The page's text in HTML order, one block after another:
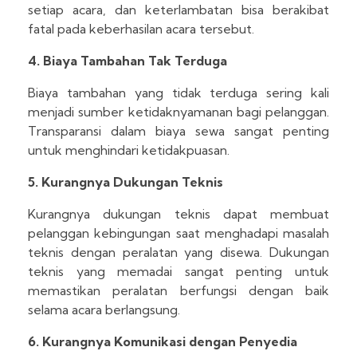
setiap acara, dan keterlambatan bisa berakibat
fatal pada keberhasilan acara tersebut.
4. Biaya Tambahan Tak Terduga
Biaya tambahan yang tidak terduga sering kali
menjadi sumber ketidaknyamanan bagi pelanggan.
Transparansi dalam biaya sewa sangat penting
untuk menghindari ketidakpuasan.
5. Kurangnya Dukungan Teknis
Kurangnya dukungan teknis dapat membuat
pelanggan kebingungan saat menghadapi masalah
teknis dengan peralatan yang disewa. Dukungan
teknis yang memadai sangat penting untuk
memastikan peralatan berfungsi dengan baik
selama acara berlangsung.
6. Kurangnya Komunikasi dengan Penyedia